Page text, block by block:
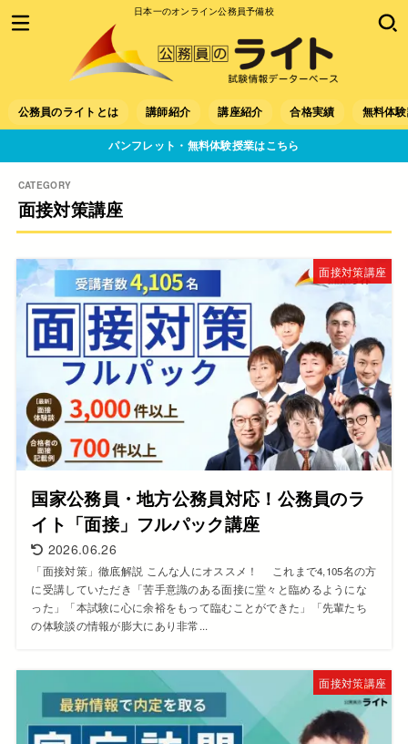
日本一のオンライン公務員予備校
公務員のライトとは 講師紹介 講座紹介 合格実績 無料体
パンフレット・無料体験授業はこちら
面接対策講座
面接対策講座
国家公務員・地方公務員対応！公務員のラ
イト「面接」フルパック講座
2026.06.26
「面接対策」徹底解説 こんな人にオススメ！ これまで4,105名の方
に受講していただき「苦手意識のある面接に堂々と臨めるようにな
った」「本試験に心に余裕をもって臨むことができた」「先輩たち
の体験談の情報が膨大にあり非常...
面接対策講座